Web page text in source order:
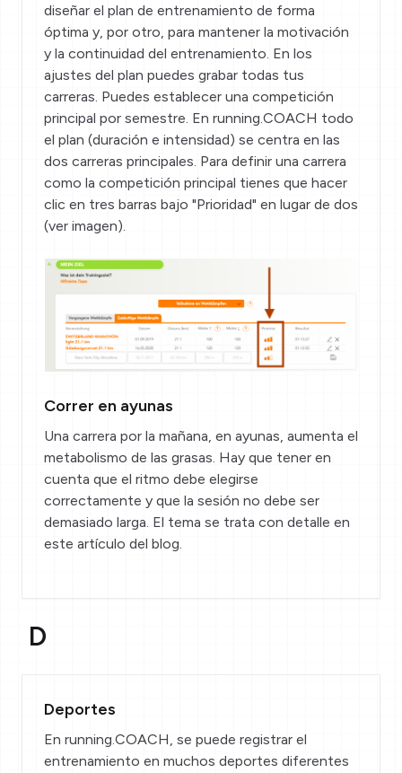
diseñar el plan de entrenamiento de forma
óptima y, por otro, para mantener la motivación
y la continuidad del entrenamiento. En los
ajustes del plan puedes grabar todas tus
carreras. Puedes establecer una competición
principal por semestre. En running.COACH todo
el plan (duración e intensidad) se centra en las
dos carreras principales. Para definir una carrera
como la competición principal tienes que hacer
clic en tres barras bajo "Prioridad" en lugar de dos
(ver imagen).
Correr en ayunas
Una carrera por la mañana, en ayunas, aumenta el
metabolismo de las grasas. Hay que tener en
cuenta que el ritmo debe elegirse
correctamente y que la sesión no debe ser
demasiado larga. El tema se trata con detalle en
este artículo del blog.
D
Deportes
En running.COACH, se puede registrar el
entrenamiento en muchos deportes diferentes